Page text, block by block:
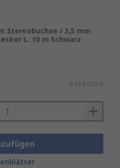
Stereobuchse / 3,5 mm
L. 10 m Schwarz
9,42 €/Stück